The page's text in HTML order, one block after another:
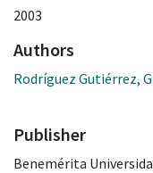
2003
Authors
Rodríguez Gutiérrez,
Publisher
Benemérita